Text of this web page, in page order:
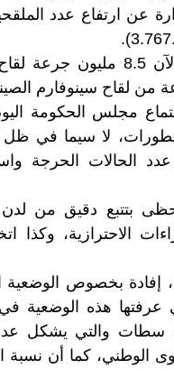
مجلس الحكومة اليوم
لا سيما في ظل
الحالات الحرجة
بتتبع دقيق من لدن
الاحترازية، وكذا
بخصوص الوضعية
هذه الوضعية